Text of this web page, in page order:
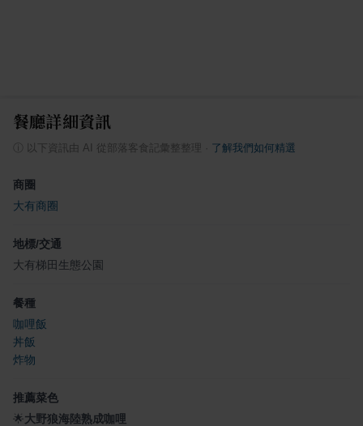
餐廳詳細資訊
以下資訊由 AI 從部落客食記彙整整理 了解我們如何精選
商圈
大有商圈
地標/交通
大有梯田生態公園
餐種
咖哩飯
丼飯
炸物
推薦菜色
🌟大野狼海陸熟成咖哩